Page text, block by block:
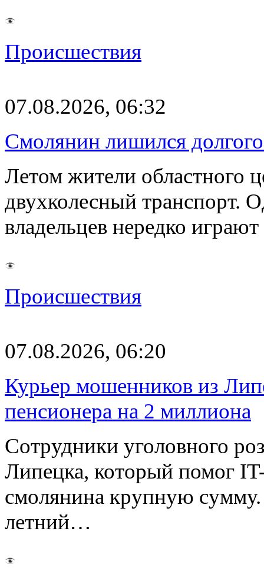
Происшествия
07.08.2026, 06:32
Смолянин лишился
Летом жители областного
двухколесный транспорт.
владельцев нередко
Происшествия
07.08.2026, 06:20
Курьер мошенников из
пенсионера на 2 миллиона
Сотрудники уголовного
Липецка, который помог
смолянина крупную
летний…